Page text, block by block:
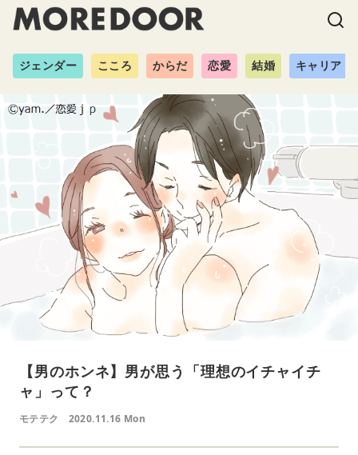
ジェンダー こころ からだ 恋愛 結婚 キャリア
【男のホンネ】男が思う「理想のイチャイチ
ャ」って？
モテテク 2020.11.16 Mon